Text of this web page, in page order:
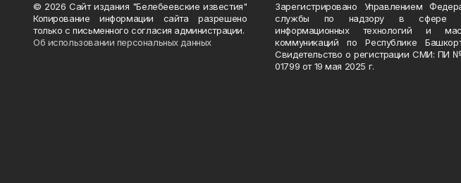
© 2026 Сайт издания "Белебеевские известия"
Копирование информации сайта разрешено
только с письменного согласия администрации.
Об использовании персональных данных
Зарегистрировано Управлением
службы по надзору в сфере
информационных технологий и
коммуникаций по Республике
Свидетельство о регистрации СМИ: ПИ
01799 от 19 мая 2025 г.